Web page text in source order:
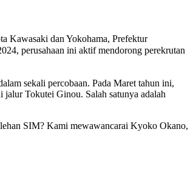
Kawasaki dan Yokohama, Prefektur
perusahaan ini aktif mendorong perekrutan
sekali percobaan. Pada Maret tahun ini,
Tokutei Ginou. Salah satunya adalah
SIM? Kami mewawancarai Kyoko Okano,